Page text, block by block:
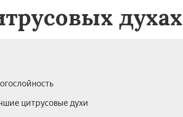
духах
цитрусовые духи